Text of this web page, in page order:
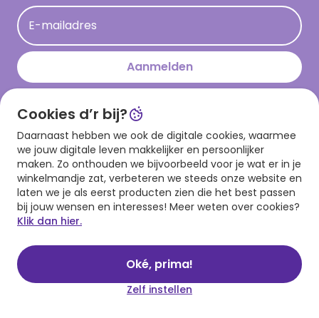
Acties
Persberichten
Hallmark en Kinderpostzegels
E-mailadres
Aanmelden
Download onze app
Cookies d’r bij?
Daarnaast hebben we ook de digitale cookies, waarmee
we jouw digitale leven makkelijker en persoonlijker
maken. Zo onthouden we bijvoorbeeld voor je wat er in je
winkelmandje zat, verbeteren we steeds onze website en
laten we je als eerst producten zien die het best passen
bij jouw wensen en interesses! Meer weten over cookies?
Klik dan hier.
Oké, prima!
Zelf instellen